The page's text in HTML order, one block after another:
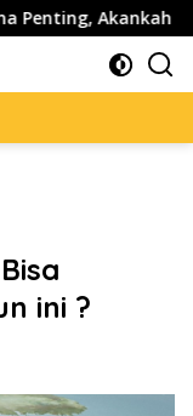
Akankah Memicu
ini ?